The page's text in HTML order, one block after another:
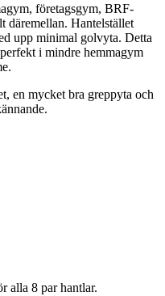
företagsgym, BRF-
däremellan. Hantelstället
upp minimal golvyta. Detta
i mindre hemmagym
en mycket bra greppyta och
alla 8 par hantlar.